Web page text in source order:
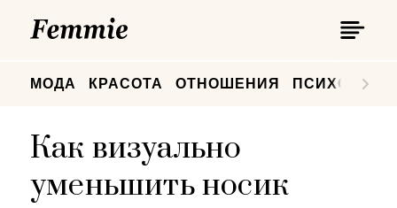
МОДА КРАСОТА ОТНОШЕНИЯ
Как визуально
уменьшить носик